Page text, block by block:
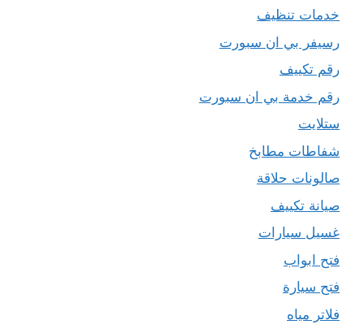
خدمات تنظيف
رسيفر بي ان سبورت
رقم تكييف
رقم خدمة بي ان سبورت
ستلايت
شفاطات مطابخ
صالونات حلاقة
صيانة تكييف
غسيل سيارات
فتح ابواب
فتح سيارة
فلاتر مياه